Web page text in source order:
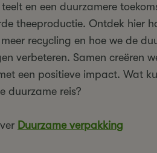
teelt en een duurzamere
theeproductie. Ontdek hier
recycling en hoe we de
verbeteren. Samen creëren
een positieve impact. Wat
duurzame reis?
Duurzame verpakking